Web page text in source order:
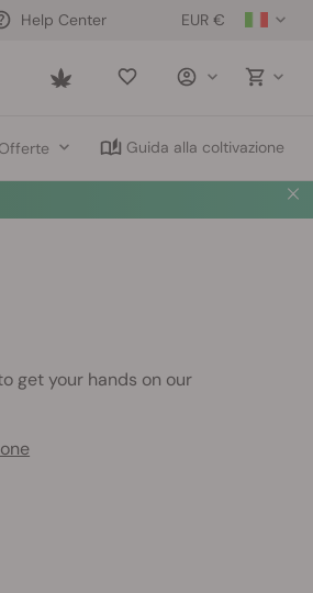
EUR €
Help Center
Saved
Offerte Guida alla coltivazione
get your hands on our